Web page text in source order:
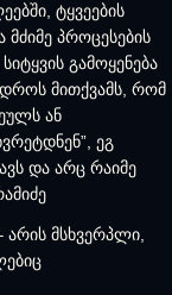
ტყვეების
მძიმე პროცესების
გამოყენება
მითქვამს, რომ
ან
ეგ
და არც რაიმე
არის მსხვერპლი,